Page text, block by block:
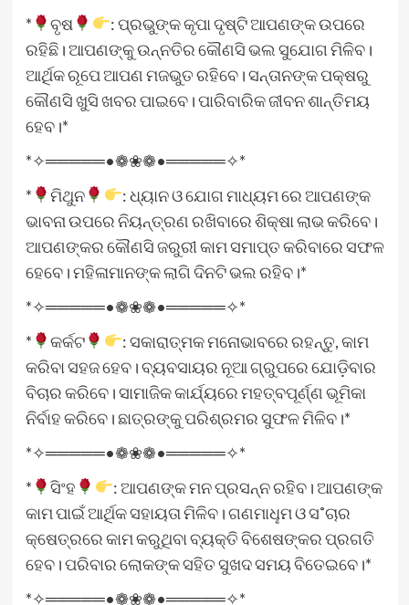
*
ବୃଷ
: ପ୍ରଭୁଙ୍କ କୃପା ଦୃଷ୍ଟି ଆପଣଙ୍କ ଉପରେ
ରହିଛି। ଆପଣଙ୍କୁ ଉନ୍ନତିର କୌଣସି ଭଲ ସୁଯୋଗ ମିଳିବ।
ଆର୍ଥିକ ରୂପେ ଆପଣ ମଜଭୁତ ରହିବେ। ସନ୍ତାନଙ୍କ ପକ୍ଷରୁ
କୌଣସି ଖୁସି ଖବର ପାଇବେ। ପାରିବାରିକ ଜୀବନ ଶାନ୍ତିମୟ
ହେବ।*
*✧═════•❁❀❁•═════✧*
*
ମିଥୁନ
: ଧ୍ୟାନ ଓ ଯୋଗ ମାଧ୍ୟମ ରେ ଆପଣଙ୍କ
ଭାବନା ଉପରେ ନିୟନ୍ତ୍ରଣ ରଖିବାରେ ଶିକ୍ଷା ଲାଭ କରିବେ।
ଆପଣଙ୍କର କୌଣସି ଜରୁରୀ କାମ ସମାପ୍ତ କରିବାରେ ସଫଳ
ହେବେ। ମହିଳାମାନଙ୍କ ଲାଗି ଦିନଟି ଭଲ ରହିବ।*
*✧═════•❁❀❁•═════✧*
*
କର୍କଟ
: ସକାରାତ୍ମକ ମନୋଭାବରେ ରହନ୍ତୁ, କାମ
କରିବା ସହଜ ହେବ। ବ୍ୟବସାୟର ନୂଆ ଗ୍ରୁପରେ ଯୋଡ଼ିବାର
ବିଚାର କରିବେ। ସାମାଜିକ କାର୍ଯ୍ୟରେ ମହତ୍ବପୂର୍ଣ୍ଣ ଭୂମିକା
ନିର୍ବାହ କରିବେ। ଛାତ୍ରଙ୍କୁ ପରିଶ୍ରମର ସୁଫଳ ମିଳିବ।*
*✧═════•❁❀❁•═════✧*
*
ସିଂହ
: ଆପଣଙ୍କ ମନ ପ୍ରସନ୍ନ ରହିବ। ଆପଣଙ୍କ
କାମ ପାଇଁ ଆର୍ଥିକ ସହାୟତା ମିଳିବ। ଗଣମାଧୢମ ଓ ସ˚ଚାର
କ୍ଷେତ୍ରରେ କାମ କରୁଥିବା ବ୍ୟକ୍ତି ବିଶେଷଙ୍କର ପ୍ରଗତି
ହେବ। ପରିବାର ଲୋକଙ୍କ ସହିତ ସୁଖଦ ସମୟ ବିତେଇବେ।*
*✧═════•❁❀❁•═════✧*